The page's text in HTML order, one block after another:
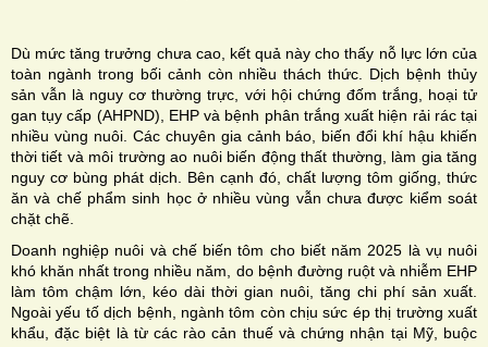
Dù mức tăng trưởng chưa cao, kết quả này cho thấy nỗ lực lớn của
toàn ngành trong bối cảnh còn nhiều thách thức. Dịch bệnh thủy
sản vẫn là nguy cơ thường trực, với hội chứng đốm trắng, hoại tử
gan tụy cấp (AHPND), EHP và bệnh phân trắng xuất hiện rải rác tại
nhiều vùng nuôi. Các chuyên gia cảnh báo, biến đổi khí hậu khiến
thời tiết và môi trường ao nuôi biến động thất thường, làm gia tăng
nguy cơ bùng phát dịch. Bên cạnh đó, chất lượng tôm giống, thức
ăn và chế phẩm sinh học ở nhiều vùng vẫn chưa được kiểm soát
chặt chẽ.
Doanh nghiệp nuôi và chế biến tôm cho biết năm 2025 là vụ nuôi
khó khăn nhất trong nhiều năm, do bệnh đường ruột và nhiễm EHP
làm tôm chậm lớn, kéo dài thời gian nuôi, tăng chi phí sản xuất.
Ngoài yếu tố dịch bệnh, ngành tôm còn chịu sức ép thị trường xuất
khẩu, đặc biệt là từ các rào cản thuế và chứng nhận tại Mỹ, buộc